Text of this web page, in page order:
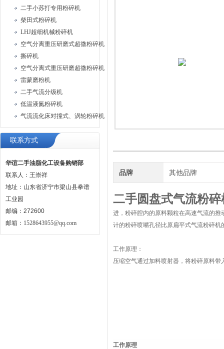
二手小苏打专用粉碎机
柴田式粉碎机
LHJ超细机械粉碎机
空气分离重压研磨式超微粉碎机
撕碎机
空气分离式重压研磨超微粉碎机
雷蒙磨粉机
二手气流分级机
低温液氮粉碎机
气流流化床对撞式、涡轮粉碎机
联系方式
华谊二手油脂化工设备购销部
联系人：王崇祥
地址：山东省济宁市梁山县拳谱
工业园
邮编：272600
邮箱： 1528643955@qq.com
品牌 其他品牌
二手圆盘式气流粉
进，粉碎腔内的原料颗粒在高速气流的
计的粉碎喷嘴孔径比原扁平式气流粉碎
工作原理：
压缩空气通过加料喷射器，将粉碎原料
工作原理